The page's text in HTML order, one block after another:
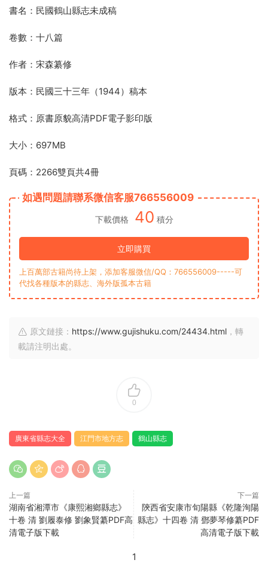
書名：民國鶴山縣志未成稿
卷數：十八篇
作者：宋森纂修
版本：民國三十三年（1944）稿本
格式：原書原貌高清PDF電子影印版
大小：697MB
頁碼：2266雙頁共4冊
如遇問題請聯系微信客服766556009
下載價格 40 積分
立即購買
上百萬部古籍尚待上架，添加客服微信/QQ：766556009-----可
代找各種版本的縣志、海外版孤本古籍
原文鏈接： https://www.gujishuku.com/24434.html ，轉
載請注明出處。
0
廣東省縣志大全 江門市地方志 鶴山縣志
上一篇
湖南省湘潭市《康熙湘鄉縣志》
十卷 清 劉履泰修 劉象賢纂PDF高
清電子版下載
下一篇
陝西省安康市旬陽縣《乾隆洵陽
縣志》十四卷 清 鄧夢琴修纂PDF
高清電子版下載
1